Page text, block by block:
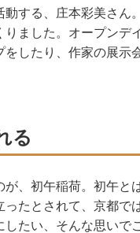
動する、庄本彩美さん
ました。オープンデ
したり、作家の展示
る
、初午稲荷。初午と
たとされて、京都で
たい、そんな思いで